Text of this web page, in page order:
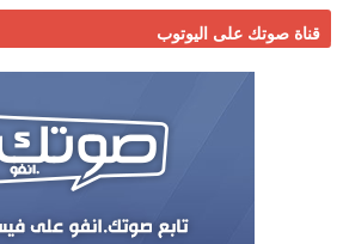
قناة صوتك على اليوتوب